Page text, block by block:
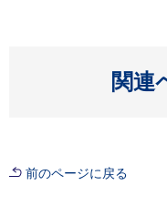
関連
前のページに戻る